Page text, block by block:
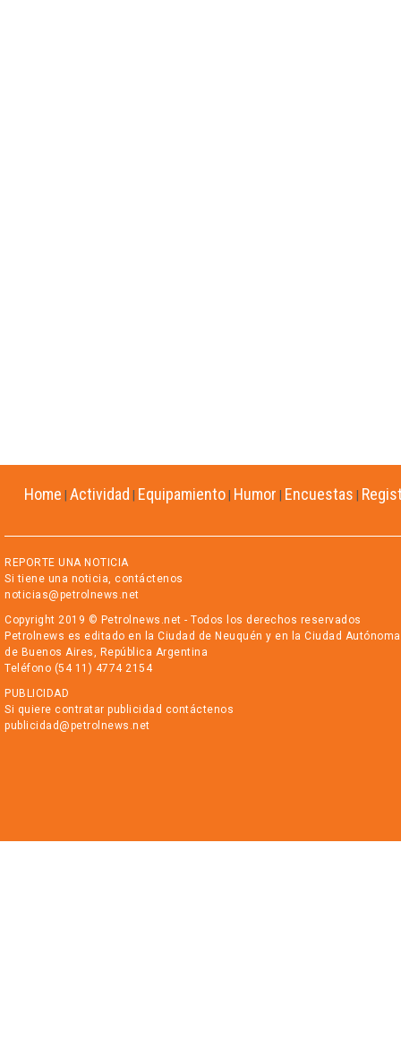
Home Actividad Equipamiento Humor Encuestas
REPORTE UNA NOTICIA
Si tiene una noticia, contáctenos
noticias@petrolnews.net
Copyright 2019 © Petrolnews.net - Todos los derechos reservados
Petrolnews es editado en la Ciudad de Neuquén y en la Ciudad Autónoma
de Buenos Aires, República Argentina
Teléfono (54 11) 4774 2154
PUBLICIDAD
Si quiere contratar publicidad contáctenos
publicidad@petrolnews.net